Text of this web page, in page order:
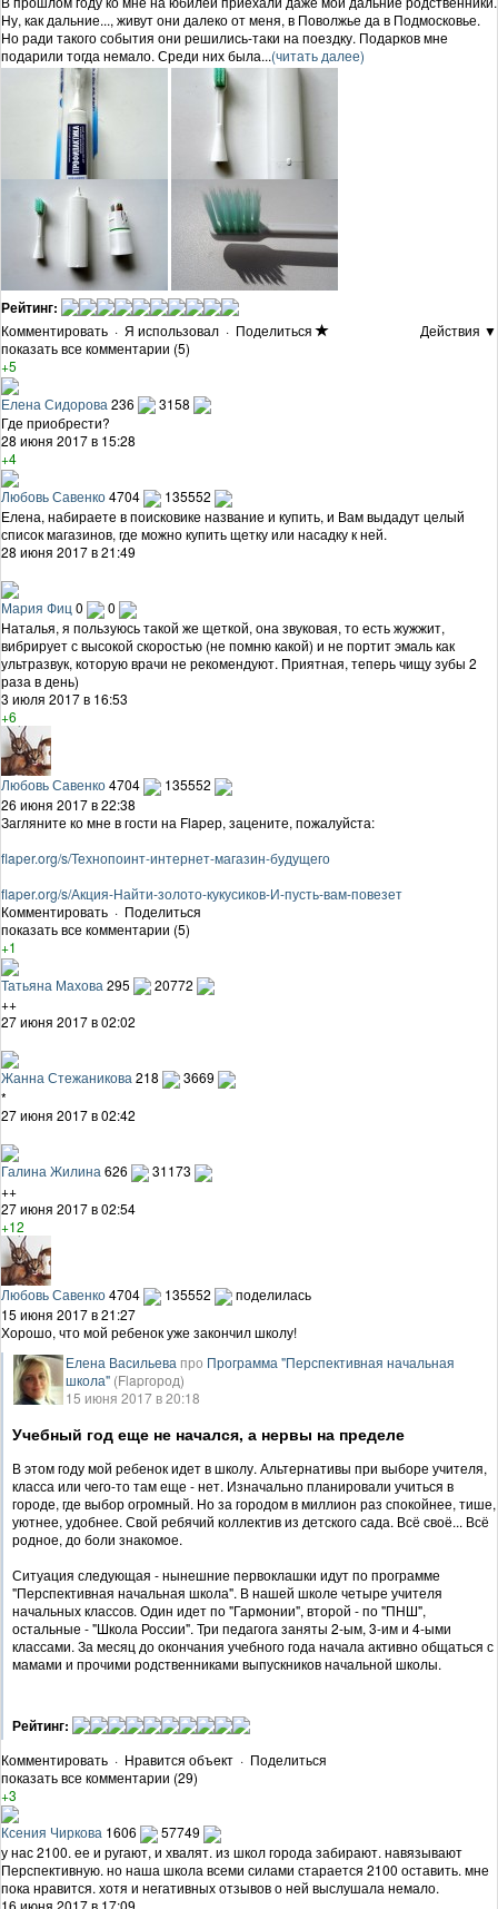
Ну, как дальние..., живут они далеко от меня, в Поволжье да в Подмосковье.
Но ради такого события они решились-таки на поездку. Подарков мне
подарили тогда немало. Среди них была...(читать далее)
Рейтинг:
Комментировать · Я использовал · Поделиться
Действия ▼
показать все комментарии (5)
+5
Елена Сидорова 236
3158
Где приобрести?
28 июня 2017 в 15:28
+4
Любовь Савенко4704
135552
Елена, набираете в поисковике название и купить, и Вам выдадут целый
список магазинов, где можно купить щетку или насадку к ней.
28 июня 2017 в 21:49
Мария Фиц 0
0
Наталья, я пользуюсь такой же щеткой, она звуковая, то есть жужжит,
вибрирует с высокой скоростью (не помню какой) и не портит эмаль как
ультразвук, которую врачи не рекомендуют. Приятная, теперь чищу зубы 2
раза в день)
3 июля 2017 в 16:53
+6
Любовь Савенко4704
135552
26 июня 2017 в 22:38
Загляните ко мне в гости на Flapер, зацените, пожалуйста:
flaper.org/s/Технопоинт-интернет-магазин-будущего
flaper.org/s/Акция-Найти-золото-кукусиков-И-пусть-вам-повезет
Комментировать · Поделиться
показать все комментарии (5)
+1
Татьяна Махова 295
20772
++
27 июня 2017 в 02:02
Жанна Стежаникова 218
3669
*
27 июня 2017 в 02:42
Галина Жилина 626
31173
++
27 июня 2017 в 02:54
+12
Любовь Савенко4704 135552
поделилась
15 июня 2017 в 21:27
Хорошо, что мой ребенок уже закончил школу!
Елена Васильева про Программа "Перспективная начальная
школа" (Flapгород)
15 июня 2017 в 20:18
Учебный год еще не начался, а нервы на пределе
В этом году мой ребенок идет в школу. Альтернативы при выборе учителя,
класса или чего-то там еще - нет. Изначально планировали учиться в
городе, где выбор огромный. Но за городом в миллион раз спокойнее, тише,
уютнее, удобнее. Свой ребячий коллектив из детского сада. Всё своё... Всё
родное, до боли знакомое.
Ситуация следующая - нынешние первоклашки идут по программе
"Перспективная начальная школа". В нашей школе четыре учителя
начальных классов. Один идет по "Гармонии", второй - по "ПНШ",
остальные - "Школа России". Три педагога заняты 2-ым, 3-им и 4-ыми
классами. За месяц до окончания учебного года начала активно общаться с
мамами и прочими родственниками выпускников начальной школы.
Рейтинг:
Комментировать · Нравится объект · Поделиться
показать все комментарии (29)
+3
Ксения Чиркова 1606
57749
у нас 2100. ее и ругают, и хвалят. из школ города забирают. навязывают
Перспективную. но наша школа всеми силами старается 2100 оставить. мне
пока нравится. хотя и негативных отзывов о ней выслушала немало.